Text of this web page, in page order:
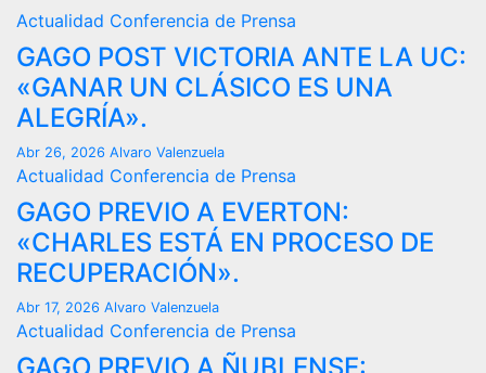
Actualidad Conferencia de Prensa
GAGO POST VICTORIA ANTE LA UC:
«GANAR UN CLÁSICO ES UNA
ALEGRÍA».
Abr 26, 2026 Alvaro Valenzuela
Actualidad Conferencia de Prensa
GAGO PREVIO A EVERTON:
«CHARLES ESTÁ EN PROCESO DE
RECUPERACIÓN».
Abr 17, 2026 Alvaro Valenzuela
Actualidad Conferencia de Prensa